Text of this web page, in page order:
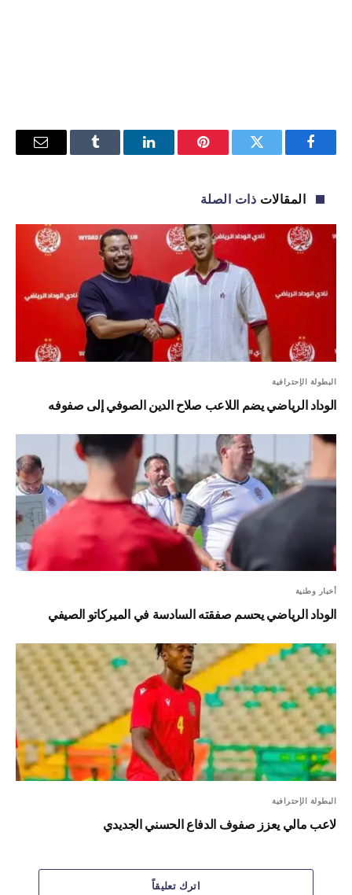
فيسبوك تويتر بينتيريستلينكدإن Tumblr
البريد
المقالات ذات الصلة
البطولة الإحترافية
الوداد الرياضي يضم اللاعب صلاح الدين الصوفي إلى صفوفه
أخبار وطنية
الوداد الرياضي يحسم صفقته السادسة في الميركاتو الصيفي
البطولة الإحترافية
لاعب مالي يعزز صفوف الدفاع الحسني الجديدي
اترك تعليقاً